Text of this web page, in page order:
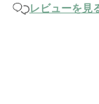
レビューを見